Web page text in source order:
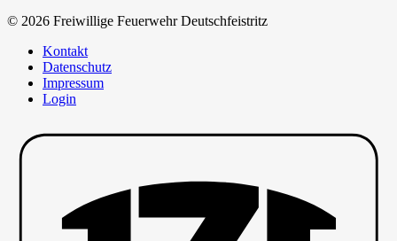
© 2026 Freiwillige Feuerwehr Deutschfeistritz
Kontakt
Datenschutz
Impressum
Login